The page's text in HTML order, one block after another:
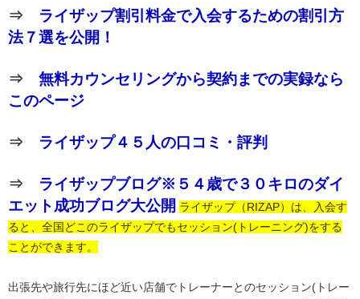
⇒ ライザップ割引料金で入会するための割引方
法７選を公開！
⇒ 無料カウンセリングから契約までの実録なら
このページ
⇒ ライザップ４５人の口コミ・評判
⇒ ライザップブログ※５４歳で３０キロのダイ
エット成功ブログ大公開 ライザップ（RIZAP）は、入会す
ると、全国どこのライザップでもセッション(トレーニング)をする
ことができます。
出張先や旅行先にほど近い店舗でトレーナーとのセッション(トレー